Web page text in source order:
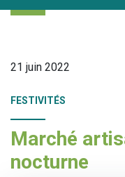
21 juin 2022
FESTIVITÉS
Marché
nocturne